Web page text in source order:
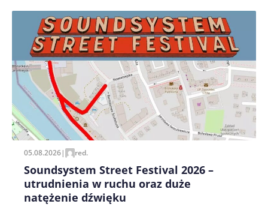
Zapamiętaj moje dane w tej przeglądarce podczas
pisania kolejnych komentarzy.
05.08.2026| red.
Soundsystem Street Festival 2026 –
utrudnienia w ruchu oraz duże
natężenie dźwięku